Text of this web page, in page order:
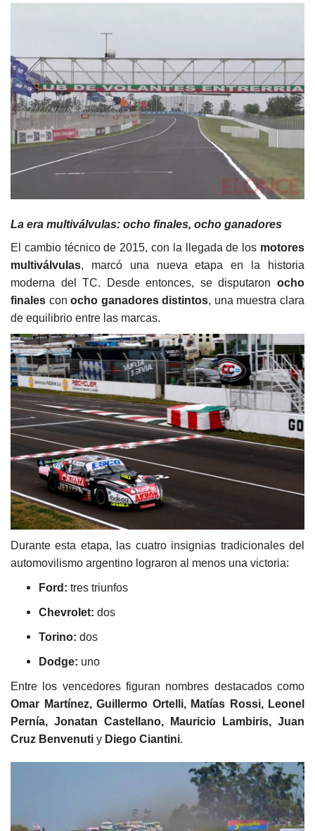
La era multiválvulas: ocho finales, ocho ganadores
El cambio técnico de 2015, con la llegada de los motores
multiválvulas, marcó una nueva etapa en la historia
moderna del TC. Desde entonces, se disputaron ocho
finales conocho ganadores distintos, una muestra clara
de equilibrio entre las marcas.
Durante esta etapa, las cuatro insignias tradicionales del
automovilismo argentino lograron al menos una victoria:
Ford: tres triunfos
Chevrolet: dos
Torino: dos
Dodge: uno
Entre los vencedores figuran nombres destacados como
Omar Martínez, Guillermo Ortelli, Matías Rossi, Leonel
Pernía, Jonatan Castellano, Mauricio Lambiris, Juan
Cruz Benvenuti y Diego Ciantini.